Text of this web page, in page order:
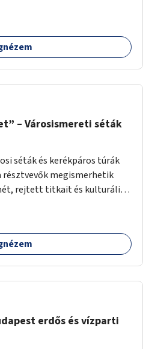
– Városismereti séták
séták és kerékpáros túrák
résztvevők megismerhetik
rejtett titkait és kulturális
erdős és vízparti